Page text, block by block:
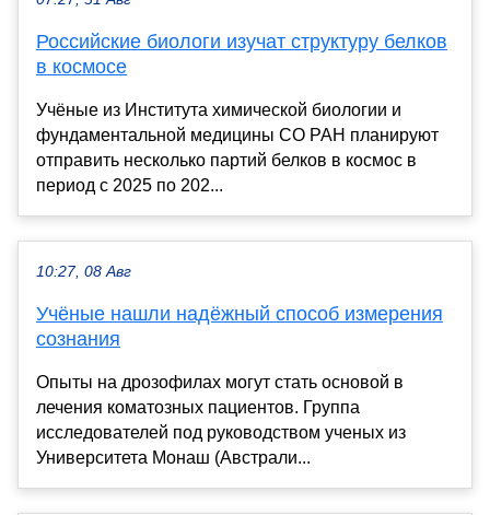
Российские биологи изучат структуру белков
в космосе
Учёные из Института химической биологии и
фундаментальной медицины СО РАН планируют
отправить несколько партий белков в космос в
период с 2025 по 202...
10:27, 08 Авг
Учёные нашли надёжный способ измерения
сознания
Опыты на дрозофилах могут стать основой в
лечения коматозных пациентов. Группа
исследователей под руководством ученых из
Университета Монаш (Австрали...